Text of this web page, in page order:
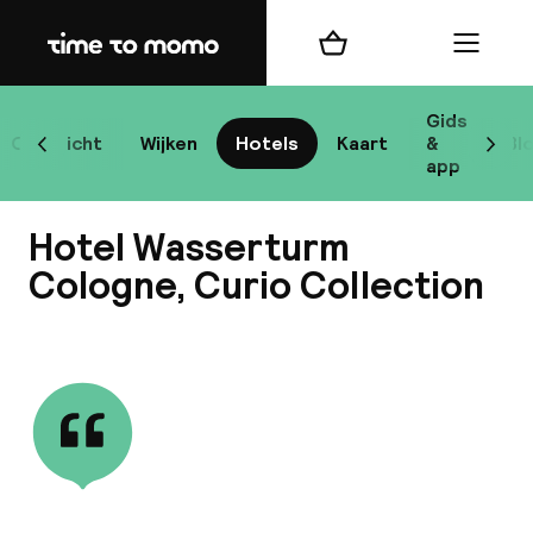
Home
Overzicht Wijken Hotels Kaart
Gids
&
app
Scroll naar links
Winkelmand Menu
Hotel Wasserturm
Cologne, Curio Collection